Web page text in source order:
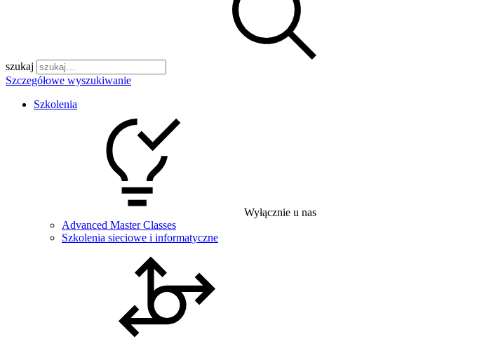
szukaj
Szczegółowe wyszukiwanie
Szkolenia
Wyłącznie u nas
Advanced Master Classes
Szkolenia sieciowe i informatyczne